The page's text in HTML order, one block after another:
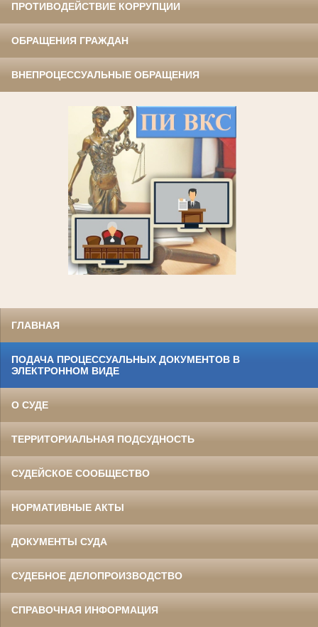
ПРОТИВОДЕЙСТВИЕ КОРРУПЦИИ
ОБРАЩЕНИЯ ГРАЖДАН
ВНЕПРОЦЕССУАЛЬНЫЕ ОБРАЩЕНИЯ
ГЛАВНАЯ
ПОДАЧА ПРОЦЕССУАЛЬНЫХ ДОКУМЕНТОВ В
ЭЛЕКТРОННОМ ВИДЕ
О СУДЕ
ТЕРРИТОРИАЛЬНАЯ ПОДСУДНОСТЬ
СУДЕЙСКОЕ СООБЩЕСТВО
НОРМАТИВНЫЕ АКТЫ
ДОКУМЕНТЫ СУДА
СУДЕБНОЕ ДЕЛОПРОИЗВОДСТВО
СПРАВОЧНАЯ ИНФОРМАЦИЯ